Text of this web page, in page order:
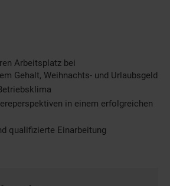
Arbeitsplatz bei
Gehalt, Weihnachts- und Urlaubsgeld
in einem erfolgreichen
qualifizierte Einarbeitung